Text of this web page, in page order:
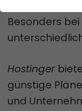
Besonders
Hostinger
günstige
und